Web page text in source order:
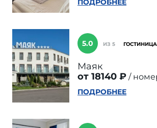
ПОДРОБНЕЕ
5.0 ИЗ 5
Маяк
от 18140 ₽
ПОДРОБНЕЕ